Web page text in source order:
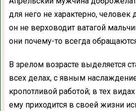
для него не характерно, человек
он не верховодит ватагой
они почему-то всегда
В зрелом возрасте выделяется
всех делах, с явным
кропотливой работой; в тех
ему приходится в своей жизни